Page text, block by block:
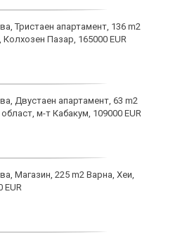
Тристаен апартамент, 136 m2
Колхозен Пазар, 165000 EUR
Двустаен апартамент, 63 m2
м-т Кабакум, 109000 EUR
Магазин, 225 m2 Варна, Хеи,
EUR